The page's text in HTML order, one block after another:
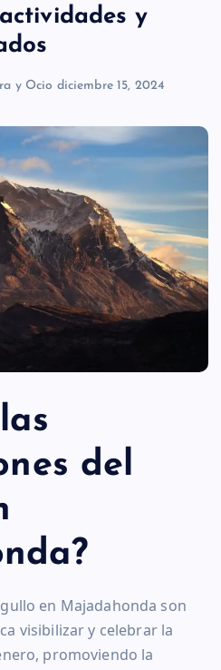
y
y Ocio diciembre 15, 2024
del
en Majadahonda son
visibilizar y celebrar la
promoviendo la